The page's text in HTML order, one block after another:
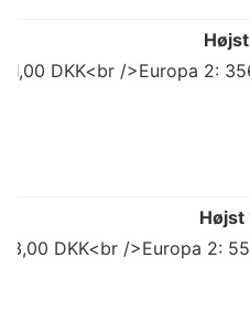
DKK<br />Europa 2:
Højst
DKK<br />Europa 2: